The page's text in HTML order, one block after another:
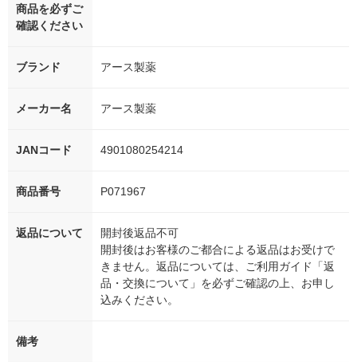
商品を必ずご
確認ください
ブランド アース製薬
メーカー名 アース製薬
JANコード 4901080254214
商品番号 P071967
返品について
開封後返品不可
開封後はお客様のご都合による返品はお受けで
きません。返品については、ご利用ガイド「返
品・交換について」を必ずご確認の上、お申し
込みください。
備考